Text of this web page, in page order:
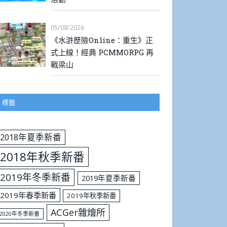
05/08/2026
《水滸歷險Online：重生》正
式上線！經典 PCMMORPG 再
戰梁山
標籤
2018年夏季新番
2018年秋季新番
2019年冬季新番
2019年夏季新番
2019年春季新番
2019年秋季新番
2020年冬季新番 ACGer雜燴所